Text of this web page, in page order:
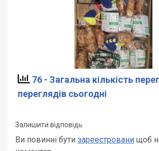
76 - Загальна кількість
переглядів сьогодні
Залишити відповідь
Ви повинні бути зареестровани щоб